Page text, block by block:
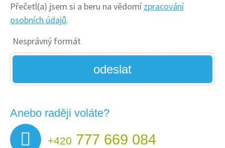
Přečetl(a) jsem si a beru na vědomí zpracování
osobních údajů.
Nesprávný formát
odeslat
Anebo raději voláte?
+420 777 669 084